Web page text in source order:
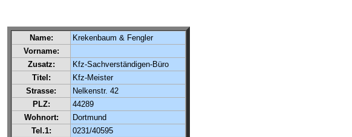
Name:
Krekenbaum & Fengler
Vorname:
Zusatz:
Kfz-Sachverständigen-Büro
Titel:
Kfz-Meister
Strasse:
Nelkenstr. 42
PLZ:
44289
Wohnort:
Dortmund
Tel.1:
0231/40595